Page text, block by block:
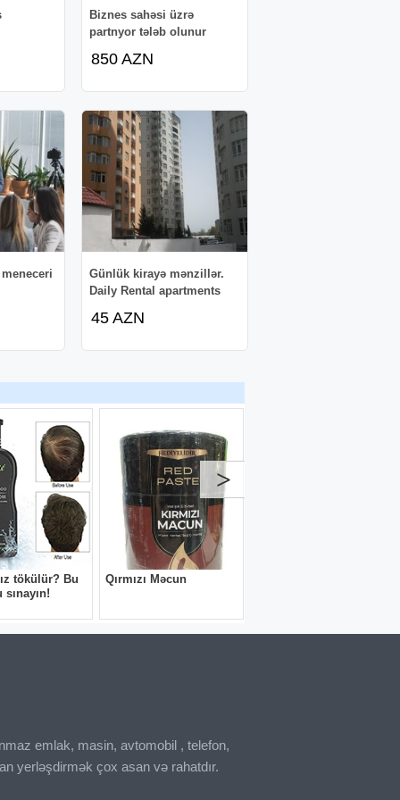
Biznes sahəsi üzrə
partnyor tələb olunur
850 AZN
Günlük kirayə mənzillər.
Daily Rental apartments
45 AZN
emlak, masin, avtomobil , telefon,
yerləşdirmək çox asan və rahatdır.